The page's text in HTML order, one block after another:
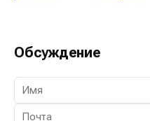
Обсуждение